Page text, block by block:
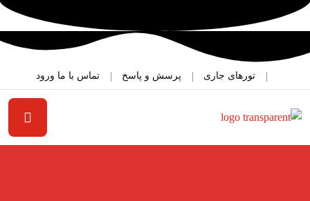
تورهای جاری پرسش و پاسخ تماس با ما ورود